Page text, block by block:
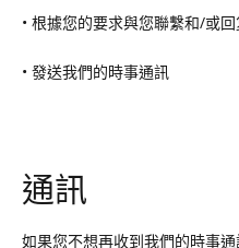
• 根據您的要求與您聯繫和/或回
• 發送我們的時事通訊
通訊
如果您不想再收到我們的時事